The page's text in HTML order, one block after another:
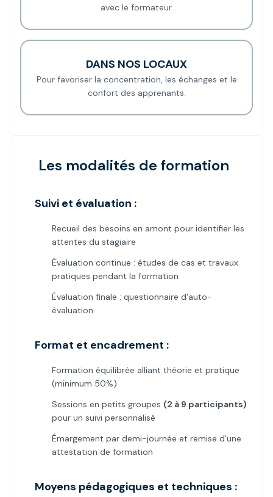
avec le formateur.
DANS NOS LOCAUX
Pour favoriser la concentration, les échanges et le
confort des apprenants.
Les modalités de formation
Suivi et évaluation :
Recueil des besoins en amont pour identifier les
attentes du stagiaire
Évaluation continue : études de cas et travaux
pratiques pendant la formation
Évaluation finale : questionnaire d'auto-
évaluation
Format et encadrement :
Formation équilibrée alliant théorie et pratique
(minimum 50%)
Sessions en petits groupes (2 à 9 participants)
pour un suivi personnalisé
Émargement par demi-journée et remise d'une
attestation de formation
Moyens pédagogiques et techniques :